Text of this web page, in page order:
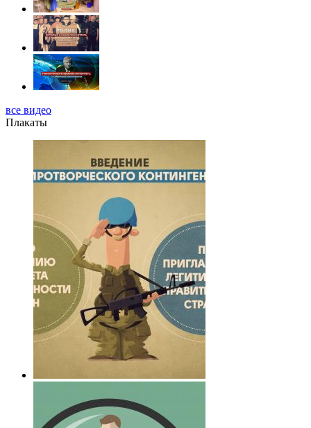
все видео
Плакаты